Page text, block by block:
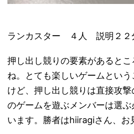
ランカスター ４人 説明２
押し出し競りの要素があると
ね。とても楽しいゲームとい
けど、押し出し競りは直接攻
のゲームを遊ぶメンバーは選
います。勝者はhiiragiさん、お